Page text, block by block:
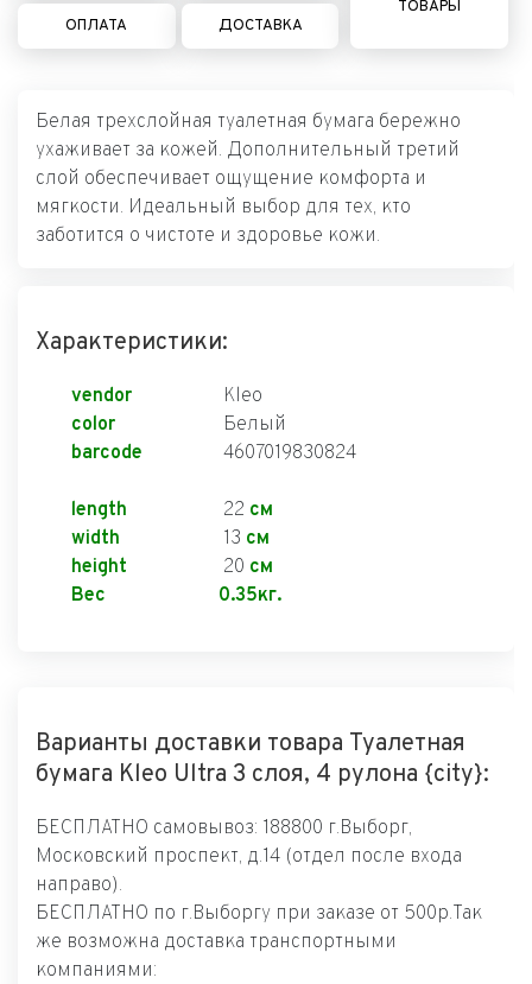
ОПЛАТА ДОСТАВКА
ТОВАРЫ
Белая трехслойная туалетная бумага бережно
ухаживает за кожей. Дополнительный третий
слой обеспечивает ощущение комфорта и
мягкости. Идеальный выбор для тех, кто
заботится о чистоте и здоровье кожи.
Характеристики:
vendor
Kleo
color
Белый
barcode
4607019830824
length 22 см
width
13 см
height
20 см
Вес
0.35кг.
Варианты доставки товара Туалетная
бумага Kleo Ultra 3 слоя, 4 рулона {city}:
БЕСПЛАТНО самовывоз: 188800 г.Выборг,
Московский проспект, д.14 (отдел после входа
направо).
БЕСПЛАТНО по г.Выборгу при заказе от 500р.Так
же возможна доставка транспортными
компаниями: